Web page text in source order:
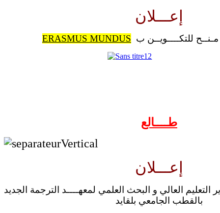
إعـــلان
ERASMUS MUNDUS
طــــالع
إعـــلان
العالي و البحث العلمي لمعهــــد الترجمة الجديد
بالقطب الجامعي بلقايد